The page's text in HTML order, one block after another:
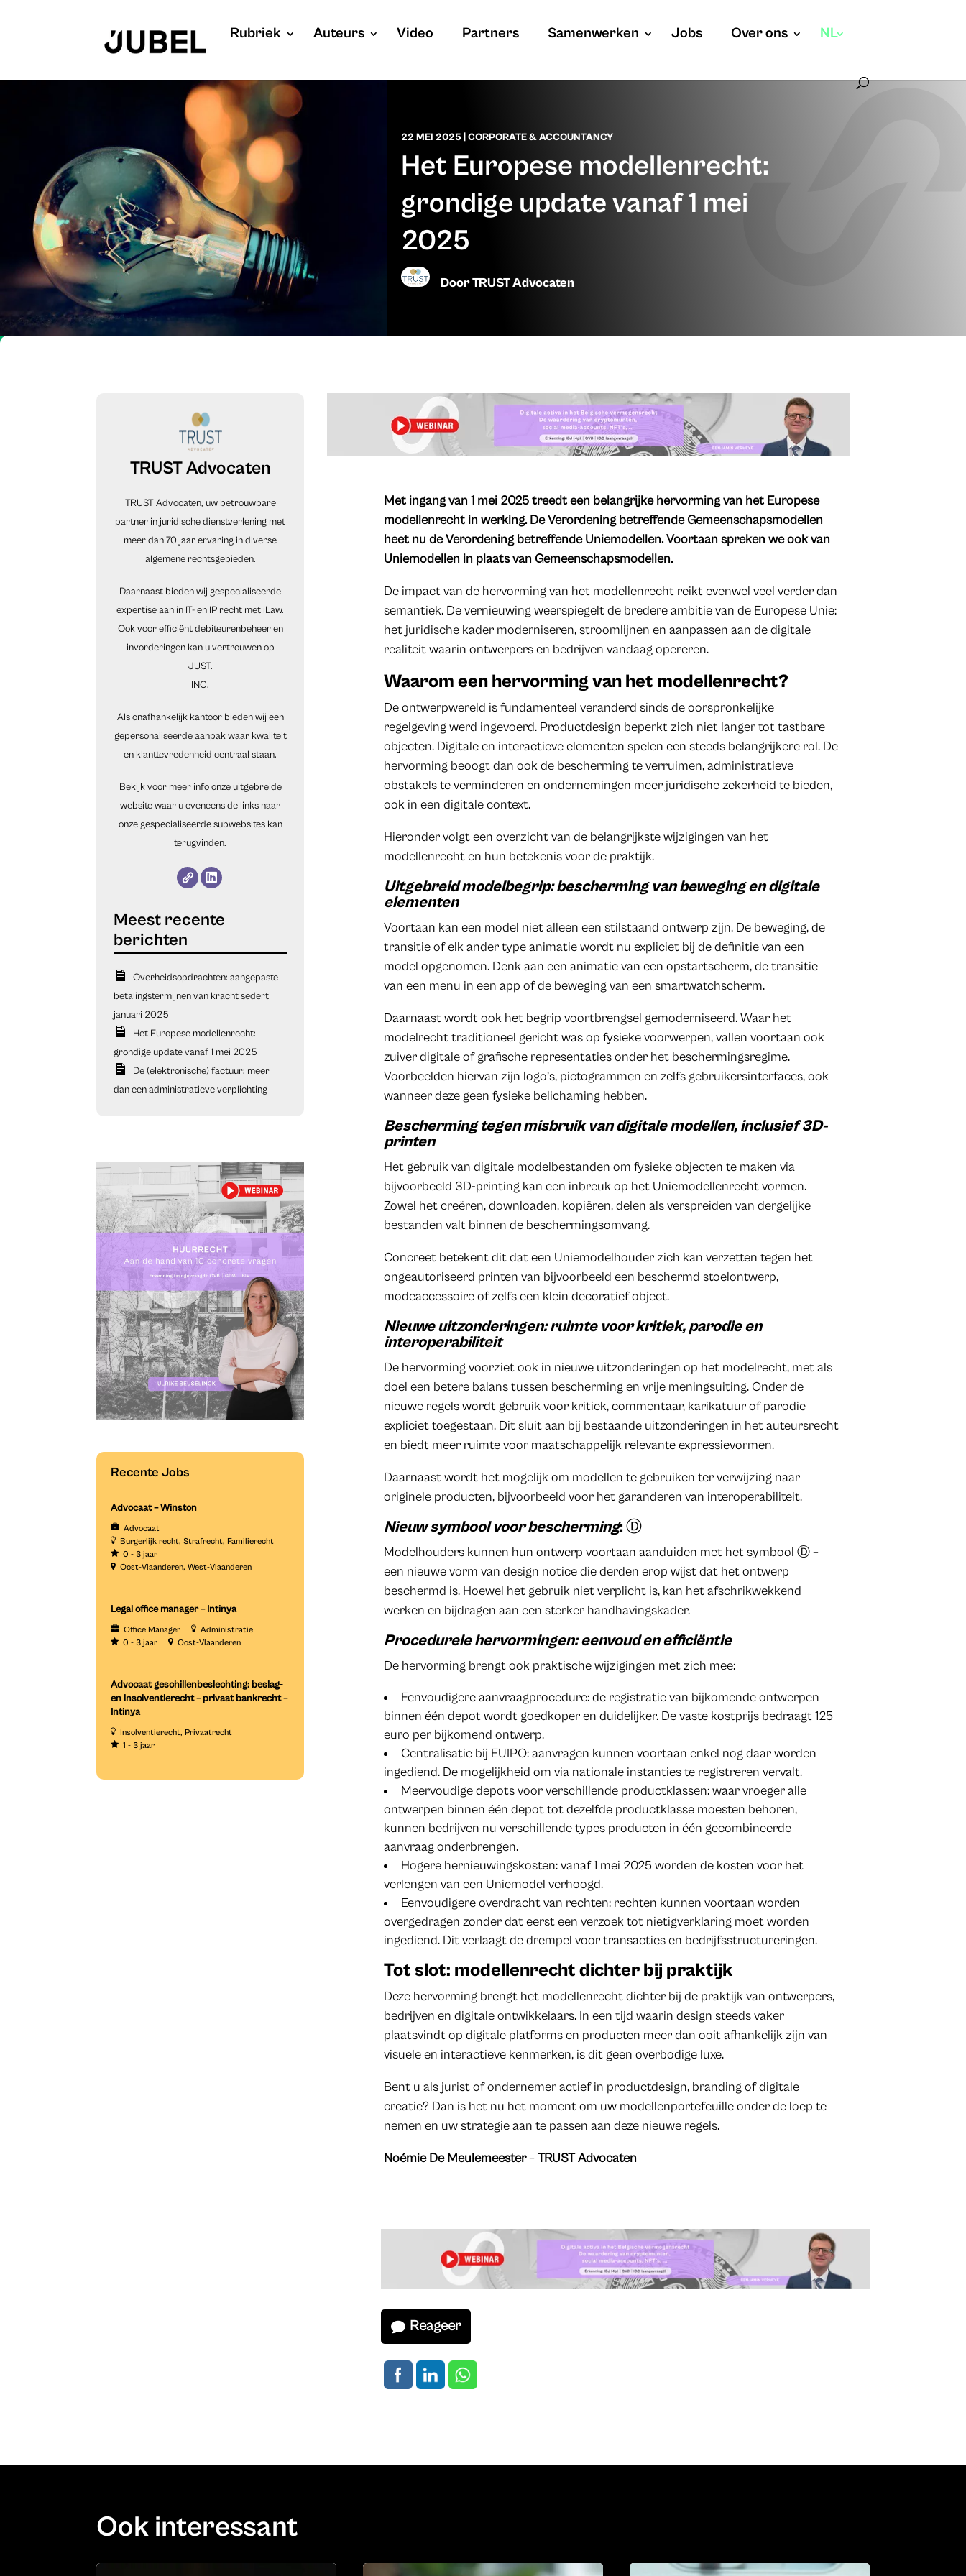
Rubriek Auteurs Video Partners Samenwerken Jobs Over ons NL
22 MEI 2025| CORPORATE & ACCOUNTANCY
Het Europese modellenrecht:
grondige update vanaf 1 mei
2025
DoorTRUST Advocaten
TRUST Advocaten
TRUST Advocaten, uw betrouwbare
partner in juridische dienstverlening met
meer dan 70 jaar ervaring in diverse
algemene rechtsgebieden.
Daarnaast bieden wij gespecialiseerde
expertise aan in IT- en IP recht met iLaw.
Ook voor efficiënt debiteurenbeheer en
invorderingen kan u vertrouwen op
JUST.
INC.
Als onafhankelijk kantoor bieden wij een
gepersonaliseerde aanpak waar kwaliteit
en klanttevredenheid centraal staan.
Bekijk voor meer info onze uitgebreide
website waar u eveneens de links naar
onze gespecialiseerde subwebsites kan
terugvinden.
Overheidsopdrachten: aangepaste
betalingstermijnen van kracht sedert
januari 2025
Het Europese modellenrecht:
grondige update vanaf 1 mei 2025
De (elektronische) factuur: meer
dan een administratieve verplichting
Recente Jobs
Advocaat – Winston
Advocaat
Burgerlijk recht Strafrecht Familierecht
0 - 3 jaar
Oost-Vlaanderen West-Vlaanderen
Legal office manager – Intinya
Office Manager
Administratie
0 - 3 jaar
Oost-Vlaanderen
Advocaat geschillenbeslechting: beslag-
en insolventierecht – privaat bankrecht –
Intinya
Insolventierecht Privaatrecht
1 - 3 jaar
Met ingang van 1 mei 2025 treedt een belangrijke hervorming van het Europese
modellenrecht in werking. De Verordening betreffende Gemeenschapsmodellen
heet nu de Verordening betreffende Uniemodellen. Voortaan spreken we ook van
Uniemodellen in plaats van Gemeenschapsmodellen.
De impact van de hervorming van het modellenrecht reikt evenwel veel verder dan
semantiek. De vernieuwing weerspiegelt de bredere ambitie van de Europese Unie:
het juridische kader moderniseren, stroomlijnen en aanpassen aan de digitale
realiteit waarin ontwerpers en bedrijven vandaag opereren.
Waarom een hervorming van het modellenrecht?
De ontwerpwereld is fundamenteel veranderd sinds de oorspronkelijke
regelgeving werd ingevoerd. Productdesign beperkt zich niet langer tot tastbare
objecten. Digitale en interactieve elementen spelen een steeds belangrijkere rol. De
hervorming beoogt dan ook de bescherming te verruimen, administratieve
obstakels te verminderen en ondernemingen meer juridische zekerheid te bieden,
ook in een digitale context.
Hieronder volgt een overzicht van de belangrijkste wijzigingen van het
modellenrecht en hun betekenis voor de praktijk.
Uitgebreid modelbegrip: bescherming van beweging en digitale
elementen
Voortaan kan een model niet alleen een stilstaand ontwerp zijn. De beweging, de
transitie of elk ander type animatie wordt nu expliciet bij de definitie van een
model opgenomen. Denk aan een animatie van een opstartscherm, de transitie
van een menu in een app of de beweging van een smartwatchscherm.
Daarnaast wordt ook het begrip voortbrengsel gemoderniseerd. Waar het
modelrecht traditioneel gericht was op fysieke voorwerpen, vallen voortaan ook
zuiver digitale of grafische representaties onder het beschermingsregime.
Voorbeelden hiervan zijn logo’s, pictogrammen en zelfs gebruikersinterfaces, ook
wanneer deze geen fysieke belichaming hebben.
Bescherming tegen misbruik van digitale modellen, inclusief 3D-
printen
Het gebruik van digitale modelbestanden om fysieke objecten te maken via
bijvoorbeeld 3D-printing kan een inbreuk op het Uniemodellenrecht vormen.
Zowel het creëren, downloaden, kopiëren, delen als verspreiden van dergelijke
bestanden valt binnen de beschermingsomvang.
Concreet betekent dit dat een Uniemodelhouder zich kan verzetten tegen het
ongeautoriseerd printen van bijvoorbeeld een beschermd stoelontwerp,
modeaccessoire of zelfs een klein decoratief object.
Nieuwe uitzonderingen: ruimte voor kritiek, parodie en
interoperabiliteit
De hervorming voorziet ook in nieuwe uitzonderingen op het modelrecht, met als
doel een betere balans tussen bescherming en vrije meningsuiting. Onder de
nieuwe regels wordt gebruik voor kritiek, commentaar, karikatuur of parodie
expliciet toegestaan. Dit sluit aan bij bestaande uitzonderingen in het auteursrecht
en biedt meer ruimte voor maatschappelijk relevante expressievormen.
Daarnaast wordt het mogelijk om modellen te gebruiken ter verwijzing naar
originele producten, bijvoorbeeld voor het garanderen van interoperabiliteit.
Nieuw symbool voor bescherming: Ⓓ
Modelhouders kunnen hun ontwerp voortaan aanduiden met het symbool Ⓓ –
een nieuwe vorm van design notice die derden erop wijst dat het ontwerp
beschermd is. Hoewel het gebruik niet verplicht is, kan het afschrikwekkend
werken en bijdragen aan een sterker handhavingskader.
Procedurele hervormingen: eenvoud en efficiëntie
De hervorming brengt ook praktische wijzigingen met zich mee:
Eenvoudigere aanvraagprocedure: de registratie van bijkomende ontwerpen
binnen één depot wordt goedkoper en duidelijker. De vaste kostprijs bedraagt 125
euro per bijkomend ontwerp.
Centralisatie bij EUIPO: aanvragen kunnen voortaan enkel nog daar worden
ingediend. De mogelijkheid om via nationale instanties te registreren vervalt.
Meervoudige depots voor verschillende productklassen: waar vroeger alle
ontwerpen binnen één depot tot dezelfde productklasse moesten behoren,
kunnen bedrijven nu verschillende types producten in één gecombineerde
aanvraag onderbrengen.
Hogere hernieuwingskosten: vanaf 1 mei 2025 worden de kosten voor het
verlengen van een Uniemodel verhoogd.
Eenvoudigere overdracht van rechten: rechten kunnen voortaan worden
overgedragen zonder dat eerst een verzoek tot nietigverklaring moet worden
ingediend. Dit verlaagt de drempel voor transacties en bedrijfsstructureringen.
Tot slot: modellenrecht dichter bij praktijk
Deze hervorming brengt het modellenrecht dichter bij de praktijk van ontwerpers,
bedrijven en digitale ontwikkelaars. In een tijd waarin design steeds vaker
plaatsvindt op digitale platforms en producten meer dan ooit afhankelijk zijn van
visuele en interactieve kenmerken, is dit geen overbodige luxe.
Bent u als jurist of ondernemer actief in productdesign, branding of digitale
creatie? Dan is het nu het moment om uw modellenportefeuille onder de loep te
nemen en uw strategie aan te passen aan deze nieuwe regels.
Noémie De Meulemeester–TRUST Advocaten
Reageer
Ook interessant